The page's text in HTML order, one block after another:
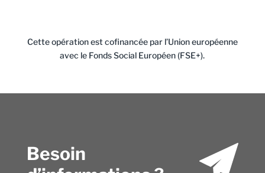
Cette opération est cofinancée par l’Union européenne
avec le Fonds Social Européen (FSE+).
Besoin